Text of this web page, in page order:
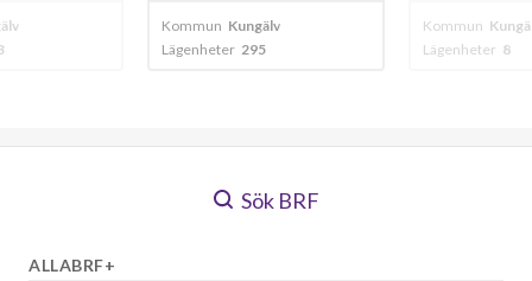
Kommun Kungälv
Lägenheter 295
Kommun
Lägenheter 8
Sök BRF
ALLABRF+